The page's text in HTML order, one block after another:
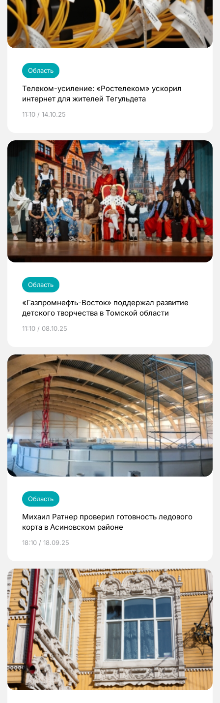
Область
Телеком-усиление: «Ростелеком» ускорил
интернет для жителей Тегульдета
11:10 / 14.10.25
Область
«Газпромнефть-Восток» поддержал развитие
детского творчества в Томской области
11:10 / 08.10.25
Область
Михаил Ратнер проверил готовность ледового
корта в Асиновском районе
18:10 / 18.09.25